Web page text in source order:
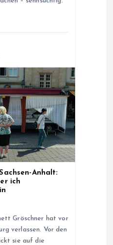
Anhalt:
ich
Gröschner hat vor
verlassen. Vor den
sie auf die